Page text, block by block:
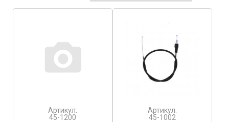
Артикул:
45-1200
Артикул:
45-1002